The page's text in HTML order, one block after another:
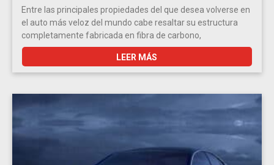
Entre las principales propiedades del que desea volverse en
el auto más veloz del mundo cabe resaltar su estructura
completamente fabricada en fibra de carbono,
LEER MÁS